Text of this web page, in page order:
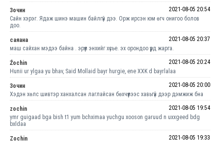
Зочин
2021-08-05 20:54
Сайн хэрэг. Ядаж шинэ машин байлгүй дээ. Орж ирсэн юм өгч онигоо болов
доо.
саяана
2021-08-05 20:37
маш сайхан мэдээ байна . эрүүл энхийг хүсье. эх орондоо үүрд жарга.
Źochin
2021-08-05 20:24
Hunii ur ylgaa yu bhav, Said Mollaid bayr hurgie, ene XXK d bayrlalaa
Зочин
2021-08-05 20:00
Хэдэн хөлс шивтэр ханхалсан лаглайсан бөхчүүлээс хавьгүй дээр дэмжиж бна
zochin
2021-08-05 19:54
ymr guigaad bga bish t1 yum bchximaa yuchgu xooson garuud n uxxgeed bdg
bxldaa
Zochin
2021-08-05 19:33